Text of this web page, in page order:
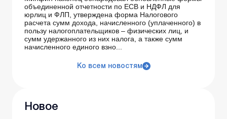
объединенной отчетности по ЕСВ и НДФЛ для
юрлиц и ФЛП, утверждена форма Налогового
расчета сумм дохода, начисленного (уплаченного) в
пользу налогоплательщиков – физических лиц, и
сумм удержанного из них налога, а также сумм
начисленного единого взно...
Ко всем новостям
Новое